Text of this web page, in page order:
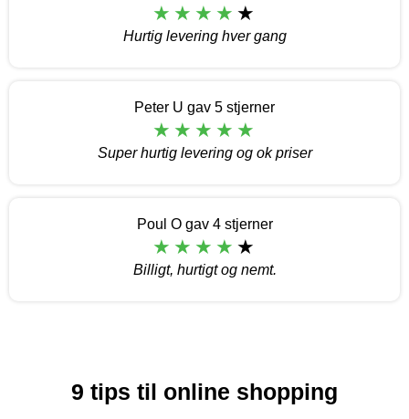
Hurtig levering hver gang
Peter U gav 5 stjerner
Super hurtig levering og ok priser
Poul O gav 4 stjerner
Billigt, hurtigt og nemt.
9 tips til online shopping